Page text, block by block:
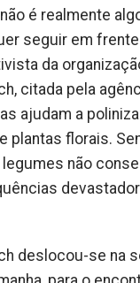
é realmente
seguir em
da
citada pela
ajudam a
plantas florais.
não
deslocou-se na